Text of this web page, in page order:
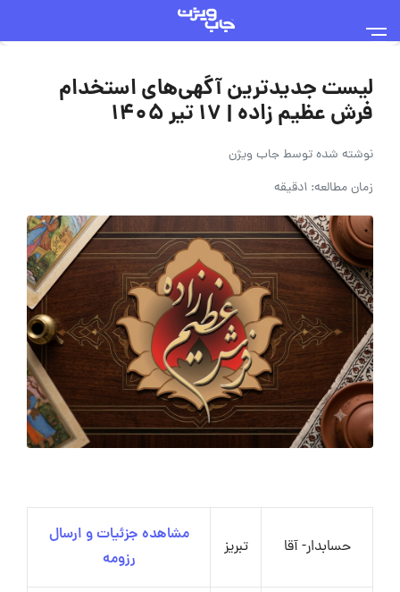
لیست جدیدترین آگهی‌های استخدام
فرش عظیم زاده | ۱۷ تیر ۱۴۰۵
نوشته شده توسطجاب ویژن
زمان مطالعه: 1دقیقه
حسابدار- آقا تبریز
مشاهده جزئیات و ارسال
رزومه